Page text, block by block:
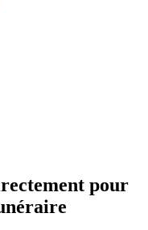
pour